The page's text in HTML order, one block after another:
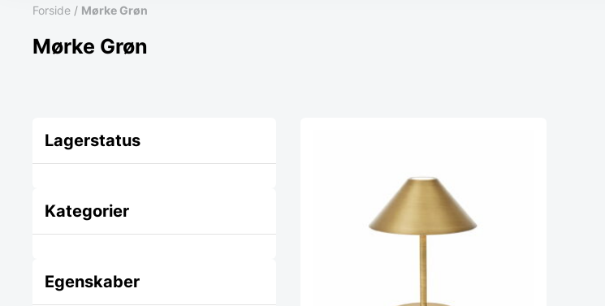
Forside / Mørke Grøn
Mørke Grøn
Lagerstatus
Kategorier
Egenskaber